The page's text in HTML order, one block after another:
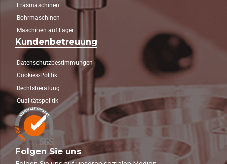
Fräsmaschinen
Bohrmaschinen
Maschinen auf Lager
Kundenbetreuung
Datenschutzbestimmungen
Cookies-Politik
Rechtsberatung
Qualitätspolitik
Folgen Sie uns